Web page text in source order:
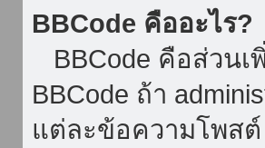
BBCode คืออะไร?
BBCode คือส่วนเ
BBCode ถ้า
แต่ละข้อความโพส